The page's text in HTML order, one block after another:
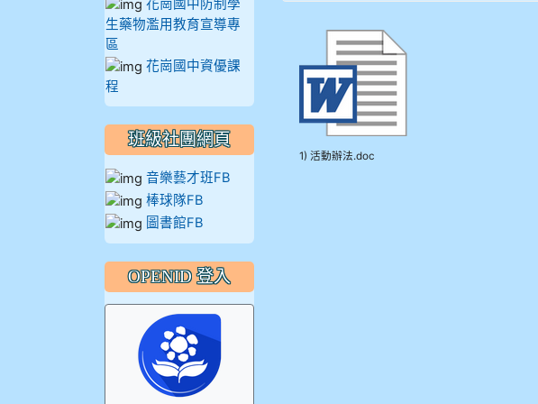
1) 活動辦法.doc
花崗國中防制學
生藥物濫用教育宣導專
區
花崗國中資優課
程
班級社團網頁
音樂藝才班FB
棒球隊FB
圖書館FB
OPENID 登入